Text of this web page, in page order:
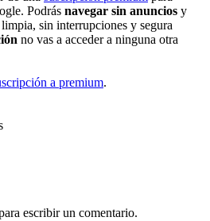
Podrás navegar sin anuncios y
sin interrupciones y segura
no vas a acceder a ninguna otra
a premium.
escribir un comentario.